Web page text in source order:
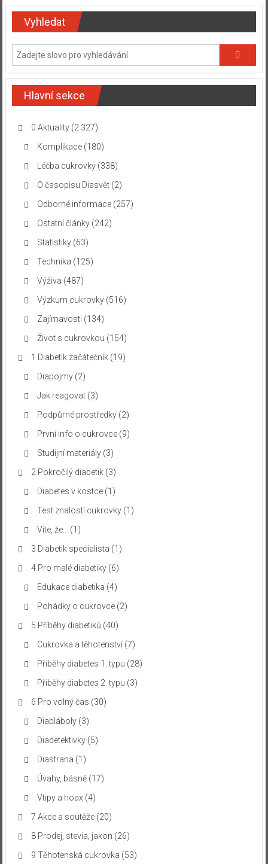
Vyhledat
Hlavní sekce
0 Aktuality(2 327)
Komplikace(180)
Léčba cukrovky(338)
O časopisu Diasvět(2)
Odborné informace(257)
Ostatní články(242)
Statistiky(63)
Technika (125)
Výživa (487)
Výzkum cukrovky(516)
Zajímavosti (134)
Život s cukrovkou (154)
1 Diabetik začátečník(19)
Diapojmy(2)
Jak reagovat(3)
Podpůrné prostředky(2)
První info o cukrovce(9)
Studijní materiály(3)
2 Pokročilý diabetik(3)
Diabetes v kostce(1)
Test znalostí cukrovky(1)
Víte, že…
(1)
3 Diabetik specialista (1)
4 Pro malé diabetiky(6)
Edukace diabetika (4)
Pohádky o cukrovce(2)
5 Příběhy diabetiků (40)
Cukrovka a těhotenství(7)
Příběhy diabetes 1. typu (28)
Příběhy diabetes 2. typu (3)
6 Pro volný čas (30)
Diabláboly(3)
Diadetektivky(5)
Diastrana (1)
Úvahy, básně(17)
Vtipy a hoax (4)
7 Akce a soutěže(20)
8 Prodej, stevia, jakon (26)
9 Těhotenská cukrovka (53)